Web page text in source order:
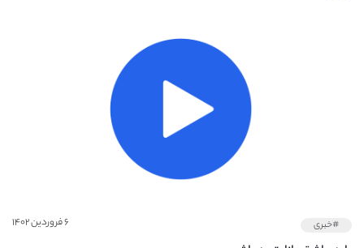
#خبری ۶ فروردین ۱۴۰۲